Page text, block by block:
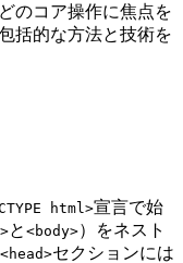
のコア操作に焦点を
括的な方法と技術を
html>宣言で始
と <body>）をネスト
<head>セクションには